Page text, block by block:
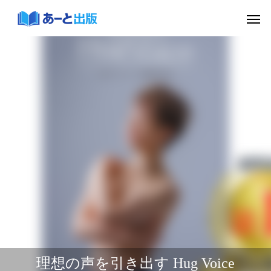
理想の声を引き出す Hug Voice